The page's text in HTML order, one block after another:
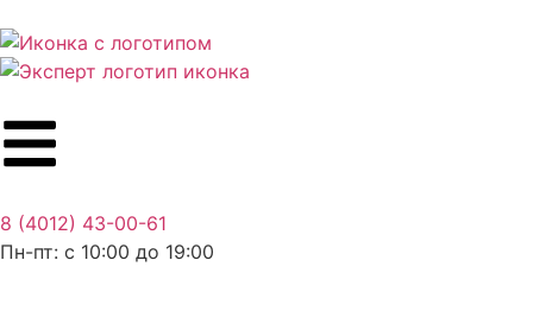
8 (4012) 43-00-61
Пн-пт: c 10:00 до 19:00